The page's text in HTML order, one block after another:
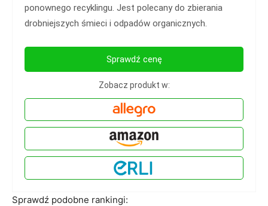
ponownego recyklingu. Jest polecany do zbierania
drobniejszych śmieci i odpadów organicznych.
Sprawdź cenę
Zobacz produkt w:
Sprawdź podobne rankingi: